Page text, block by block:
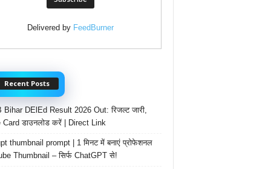
Delivered by FeedBurner
Recent Posts
Bihar DElEd Result 2026 Out: रिजल्ट जारी,
Card डाउनलोड करें | Direct Link
thumbnail prompt | 1 मिनट में बनाएं प्रोफेशनल
Thumbnail – सिर्फ ChatGPT से!